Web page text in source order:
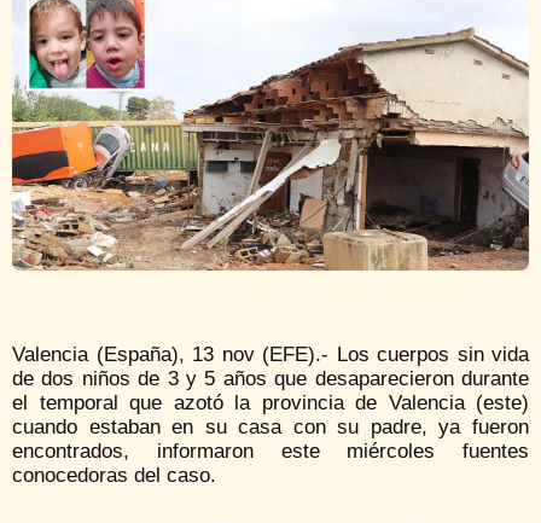
Valencia (España), 13 nov (EFE).- Los cuerpos sin vida
de dos niños de 3 y 5 años que desaparecieron durante
el temporal que azotó la provincia de Valencia (este)
cuando estaban en su casa con su padre, ya fueron
encontrados, informaron este miércoles fuentes
conocedoras del caso.